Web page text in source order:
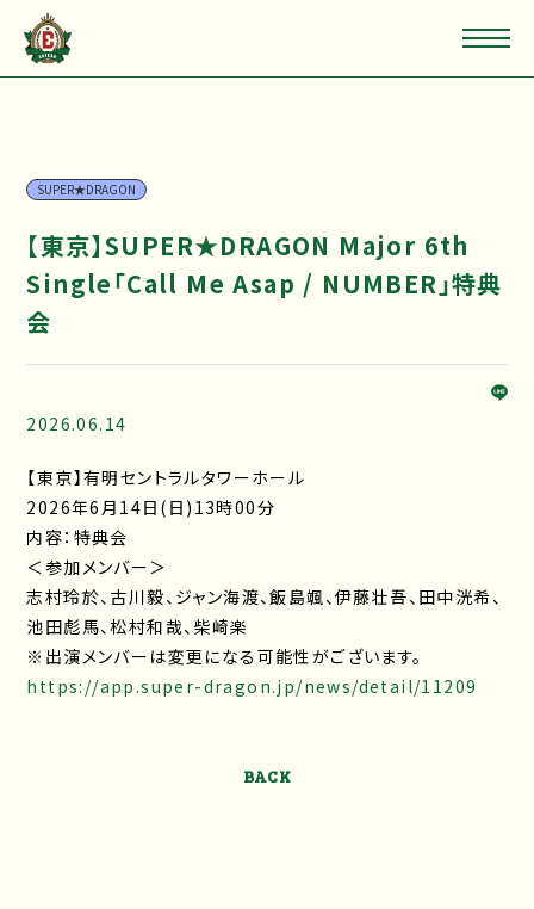
SUPER★DRAGON
【東京】SUPER★DRAGON Major 6th
Single「Call Me Asap / NUMBER」特典
会
2026.06.14
【東京】有明セントラルタワーホール
2026年6月14日(日)13時00分
内容：特典会
＜参加メンバー＞
志村玲於、古川毅、ジャン海渡、飯島颯、伊藤壮吾、田中洸希、
池田彪馬、松村和哉、柴崎楽
※出演メンバーは変更になる可能性がございます。
https://app.super-dragon.jp/news/detail/11209
BACK